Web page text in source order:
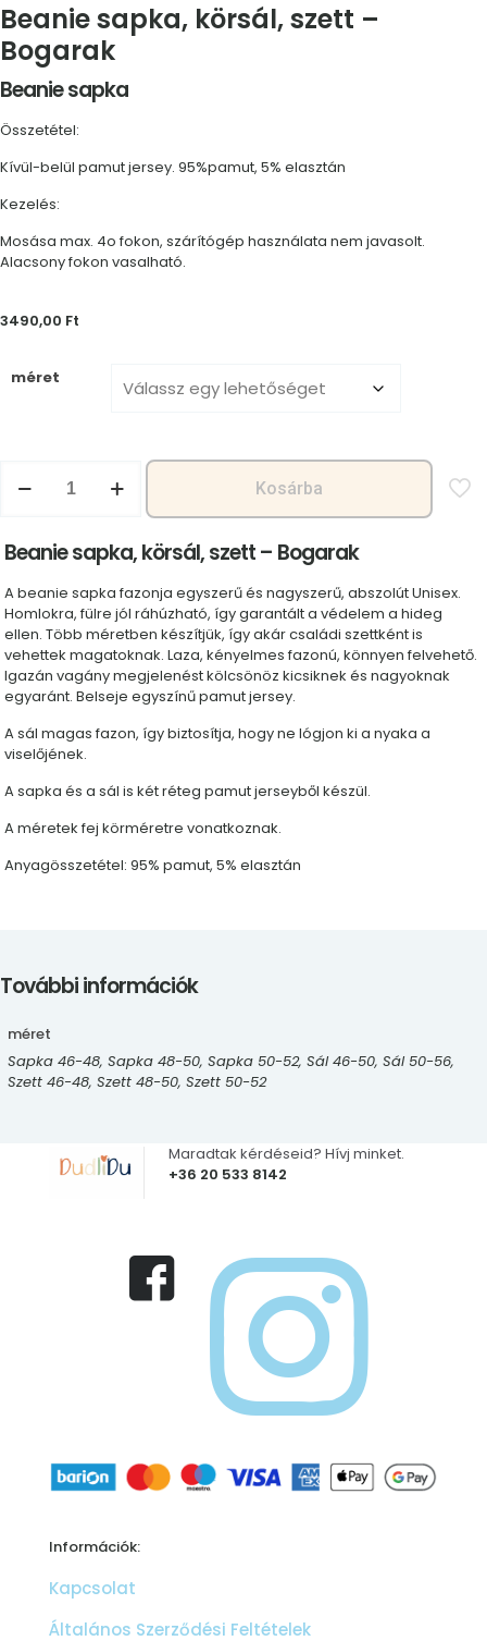
Beanie sapka, körsál, szett –
Bogarak
Beanie sapka
Összetétel:
Kívül-belül pamut jersey. 95%pamut, 5% elasztán
Kezelés:
Mosása max. 4o fokon, szárítógép használata nem javasolt.
Alacsony fokon vasalható.
3490,00 Ft
méret
sapka,
mennyiség
Kosárba
Beanie sapka, körsál, szett – Bogarak
A beanie sapka fazonja egyszerű és nagyszerű, abszolút Unisex.
Homlokra, fülre jól ráhúzható, így garantált a védelem a hideg
ellen. Több méretben készítjük, így akár családi szettként is
vehettek magatoknak. Laza, kényelmes fazonú, könnyen felvehető.
Igazán vagány megjelenést kölcsönöz kicsiknek és nagyoknak
egyaránt. Belseje egyszínű pamut jersey.
A sál magas fazon, így biztosítja, hogy ne lógjon ki a nyaka a
viselőjének.
A sapka és a sál is két réteg pamut jerseyből készül.
A méretek fej körméretre vonatkoznak.
Anyagösszetétel: 95% pamut, 5% elasztán
További információk
méret
Sapka 46-48, Sapka 48-50, Sapka 50-52, Sál 46-50, Sál 50-56,
Szett 46-48, Szett 48-50, Szett 50-52
+36 20 533 8142
Maradtak kérdéseid? Hívj minket.
Információk:
Kapcsolat
Általános Szerződési Feltételek